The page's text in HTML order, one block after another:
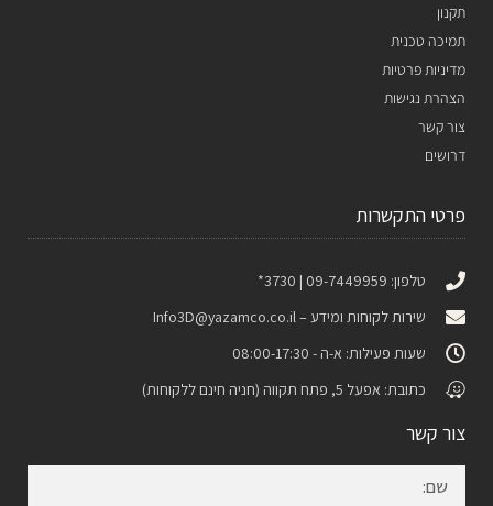
תקנון
תמיכה טכנית
מדיניות פרטיות
הצהרת נגישות
צור קשר
דרושים
פרטי התקשרות
טלפון: 09-7449959 | 3730*
שירות לקוחות ומידע –Info3D@yazamco.co.il
שעות פעילות: א-ה - 08:00-17:30
כתובת: אפעל 5, פתח תקווה (חניה חינם ללקוחות)
צור קשר